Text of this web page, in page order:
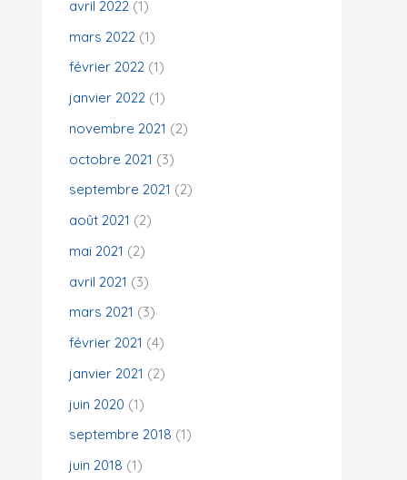
avril 2022 (1)
mars 2022 (1)
février 2022 (1)
janvier 2022 (1)
novembre 2021 (2)
octobre 2021 (3)
septembre 2021 (2)
août 2021 (2)
mai 2021 (2)
avril 2021 (3)
mars 2021 (3)
février 2021 (4)
janvier 2021 (2)
juin 2020 (1)
septembre 2018 (1)
juin 2018 (1)